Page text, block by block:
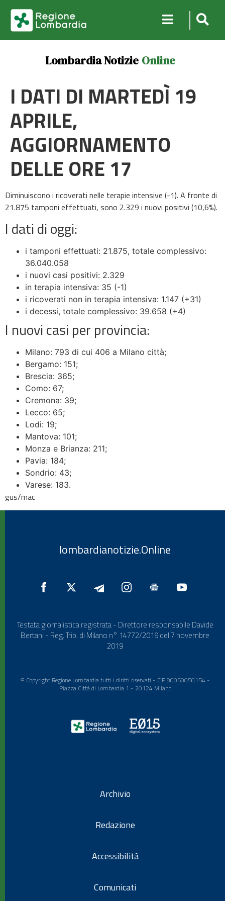
Lombardia Notizie Online
I DATI DI MARTEDÌ 19
APRILE,
AGGIORNAMENTO
DELLE ORE 17
Diminuiscono i ricoverati nelle terapie intensive (-1). A fronte di
21.875 tamponi effettuati, sono 2.329 i nuovi positivi (10,6%).
I dati di oggi:
i tamponi effettuati: 21.875, totale complessivo:
36.040.058
i nuovi casi positivi: 2.329
in terapia intensiva: 35 (-1)
i ricoverati non in terapia intensiva: 1.147 (+31)
i decessi, totale complessivo: 39.658 (+4)
I nuovi casi per provincia:
Milano: 793 di cui 406 a Milano città;
Bergamo: 151;
Brescia: 365;
Como: 67;
Cremona: 39;
Lecco: 65;
Lodi: 19;
Mantova: 101;
Monza e Brianza: 211;
Pavia: 184;
Sondrio: 43;
Varese: 183.
gus/mac
lombardianotizie.Online
Testata giornalistica registrata - Direttore responsabile Davide
Bertani - Reg. Trib. di Milano n° 14772/2019 del 7 novembre
2019
© Copyright Regione Lombardia tutti i diritti riservati - C.F. 80050050154 -
Piazza Città di Lombardia 1 - 20124 Milano
Archivio
Redazione
Accessibilità
Comunicati